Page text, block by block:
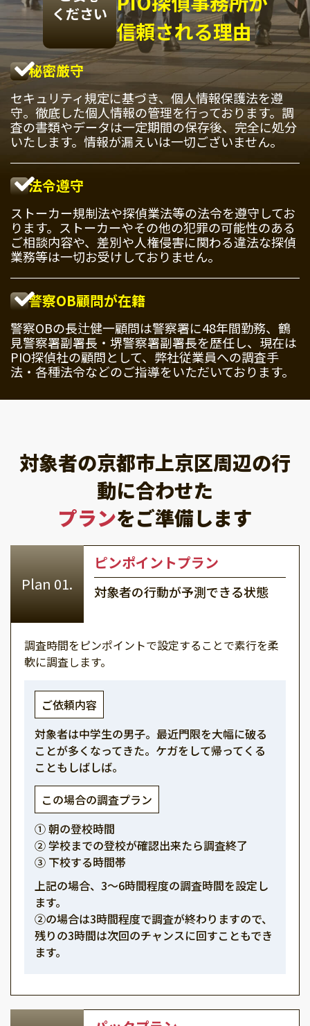
ください
信頼される理由
秘密厳守
セキュリティ規定に基づき、個人情報保護法を遵
守。徹底した個人情報の管理を行っております。調
査の書類やデータは一定期間の保存後、完全に処分
いたします。情報が漏えいは一切ございません。
法令遵守
ストーカー規制法や探偵業法等の法令を遵守してお
ります。ストーカーやその他の犯罪の可能性のある
ご相談内容や、差別や人権侵害に関わる違法な探偵
業務等は一切お受けしておりません。
警察OB顧問が在籍
警察OBの長辻健一顧問は警察署に48年間勤務、鶴
見警察署副署長・堺警察署副署長を歴任し、現在は
PIO探偵社の顧問として、弊社従業員への調査手
法・各種法令などのご指導をいただいております。
対象者の京都市上京区周辺の行
動に合わせた
プランをご準備します
ピンポイントプラン
対象者の行動が予測できる状態
調査時間をピンポイントで設定することで素行を柔
軟に調査します。
ご依頼内容
対象者は中学生の男子。最近門限を大幅に破る
ことが多くなってきた。ケガをして帰ってくる
こともしばしば。
この場合の調査プラン
① 朝の登校時間
② 学校までの登校が確認出来たら調査終了
③ 下校する時間帯
上記の場合、3～6時間程度の調査時間を設定し
ます。
②の場合は3時間程度で調査が終わりますので、
残りの3時間は次回のチャンスに回すこともでき
ます。